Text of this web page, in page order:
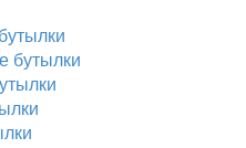
бутылки